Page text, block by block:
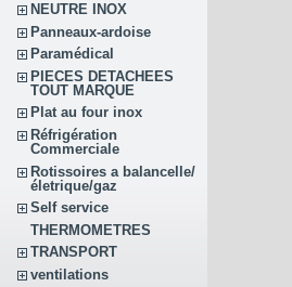
NEUTRE INOX
Panneaux-ardoise
Paramédical
PIECES DETACHEES
TOUT MARQUE
Plat au four inox
Réfrigération
Commerciale
Rotissoires a balancelle/
életrique/gaz
Self service
THERMOMETRES
TRANSPORT
ventilations